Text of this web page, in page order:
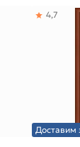
Доставим
4,7